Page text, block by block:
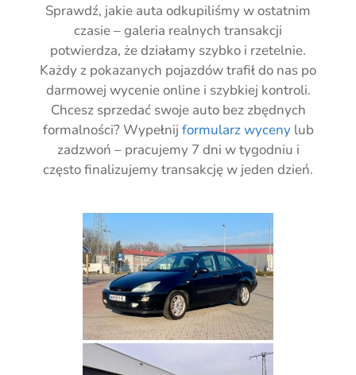
Sprawdź, jakie auta odkupiliśmy w ostatnim
czasie – galeria realnych transakcji
potwierdza, że działamy szybko i rzetelnie.
Każdy z pokazanych pojazdów trafił do nas po
darmowej wycenie online i szybkiej kontroli.
Chcesz sprzedać swoje auto bez zbędnych
formalności? Wypełnij formularz wycenylub
zadzwoń – pracujemy 7 dni w tygodniu i
często finalizujemy transakcję w jeden dzień.